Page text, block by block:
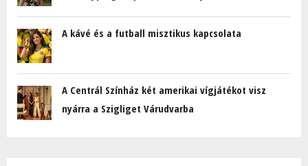
A kávé és a futball misztikus kapcsolata
A Centrál Színház két amerikai vígjátékot visz
nyárra a Szigliget Várudvarba